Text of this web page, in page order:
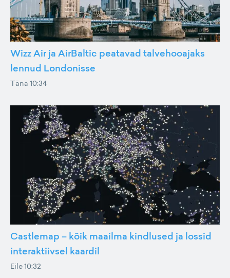
Wizz Air ja AirBaltic peatavad talvehooajaks
lennud Londonisse
Täna 10:34
Castlemap – kõik maailma kindlused ja lossid
interaktiivsel kaardil
Eile 10:32